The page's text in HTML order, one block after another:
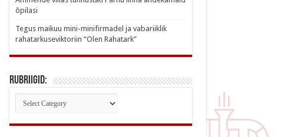
õpilasi
Tegus maikuu mini-minifirmadel ja vabariiklik
rahatarkuseviktoriin “Olen Rahatark”
Rubriigid:
Rubriigid: